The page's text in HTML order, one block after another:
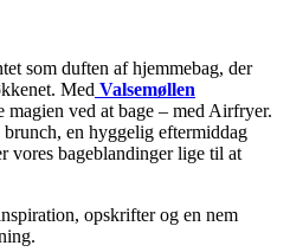
som duften af hjemmebag, der
Med Valsemøllen
magien ved at bage – med Airfryer.
en hyggelig eftermiddag
vores bageblandinger lige til at
opskrifter og en nem